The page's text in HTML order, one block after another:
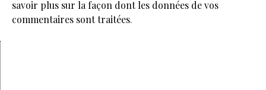
savoir plus sur la façon dont les données de vos
commentaires sont traitées.